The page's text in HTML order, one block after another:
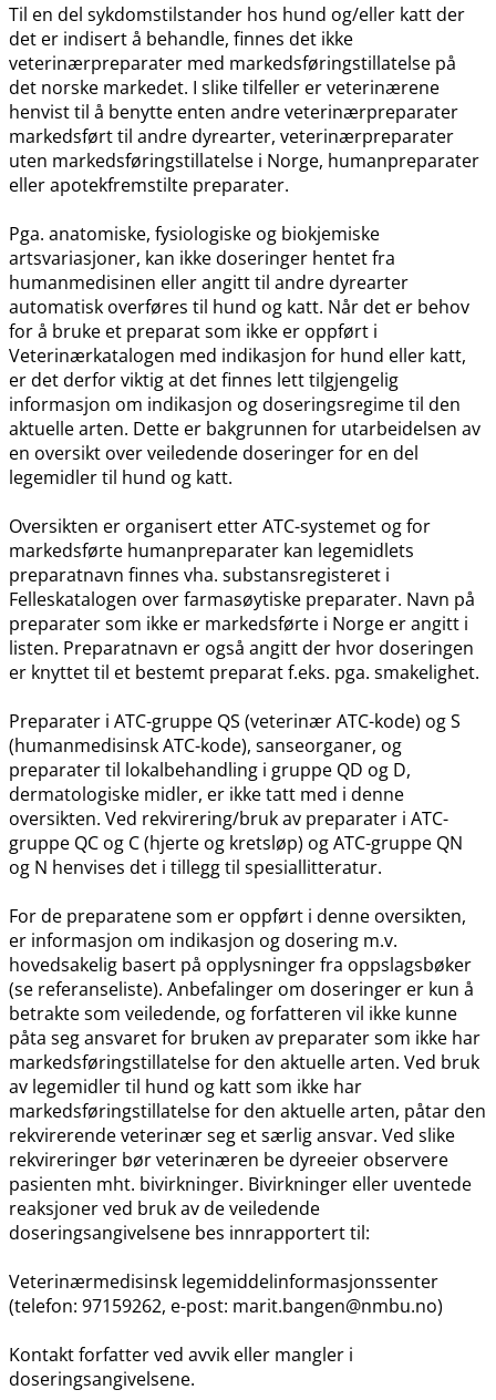
Til en del sykdomstilstander hos hund og​/​eller katt der
det er indisert å behandle, finnes det ikke
veterinærpreparater med markedsføringstillatelse på
det norske markedet. I slike tilfeller er veterinærene
henvist til å benytte enten andre veterinærpreparater
markedsført til andre dyrearter, veterinærpreparater
uten markedsføringstillatelse i Norge, humanpreparater
eller apotekfremstilte preparater.
Pga. anatomiske, fysiologiske og biokjemiske
artsvariasjoner, kan ikke doseringer hentet fra
humanmedisinen eller angitt til andre dyrearter
automatisk overføres til hund og katt. Når det er behov
for å bruke et preparat som ikke er oppført i
Veterinærkatalogen med indikasjon for hund eller katt,
er det derfor viktig at det finnes lett tilgjengelig
informasjon om indikasjon og doseringsregime til den
aktuelle arten. Dette er bakgrunnen for utarbeidelsen av
en oversikt over veiledende doseringer for en del
legemidler til hund og katt.
Oversikten er organisert etter ATC-systemet og for
markedsførte humanpreparater kan legemidlets
preparatnavn finnes vha. substansregisteret i
Felleskatalogen over farmasøytiske preparater. Navn på
preparater som ikke er markedsførte i Norge er angitt i
listen. Preparatnavn er også angitt der hvor doseringen
er knyttet til et bestemt preparat f.eks. pga. smakelighet.
Preparater i ATC-gruppe QS (veterinær ATC-kode) og S
(humanmedisinsk ATC-kode), sanseorganer, og
preparater til lokalbehandling i gruppe QD og D,
dermatologiske midler, er ikke tatt med i denne
oversikten. Ved rekvirering​/​bruk av preparater i ATC-
gruppe QC og C (hjerte og kretsløp) og ATC-gruppe QN
og N henvises det i tillegg til spesiallitteratur.
For de preparatene som er oppført i denne oversikten,
er informasjon om indikasjon og dosering m.v.
hovedsakelig basert på opplysninger fra oppslagsbøker
(se referanseliste). Anbefalinger om doseringer er kun å
betrakte som veiledende, og forfatteren vil ikke kunne
påta seg ansvaret for bruken av preparater som ikke har
markedsføringstillatelse for den aktuelle arten. Ved bruk
av legemidler til hund og katt som ikke har
markedsføringstillatelse for den aktuelle arten, påtar den
rekvirerende veterinær seg et særlig ansvar. Ved slike
rekvireringer bør veterinæren be dyreeier observere
pasienten mht. bivirkninger. Bivirkninger eller uventede
reaksjoner ved bruk av de veiledende
doseringsangivelsene bes innrapportert til:
Veterinærmedisinsk legemiddelinformasjonssenter
(telefon: 97159262, e-post: marit.bangen@nmbu.no)
Kontakt forfatter ved avvik eller mangler i
doseringsangivelsene.